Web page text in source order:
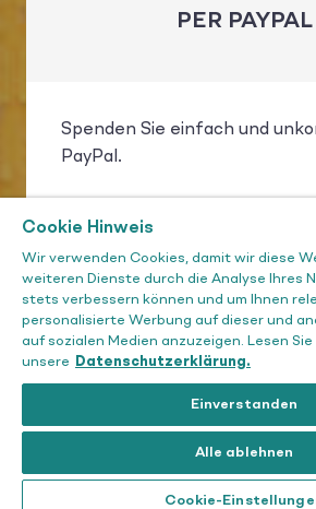
PER PAYPAL
Spenden Sie einfach und
PayPal.
MIT PAYPAL
Cookie Hinweis
Wir verwenden Cookies, damit wir diese
weiteren Dienste durch die Analyse Ihres
stets verbessern können und um Ihnen
personalisierte Werbung auf dieser und
auf sozialen Medien anzuzeigen. Lesen
unsere
Datenschutzerklärung.
Einverstanden
Alle ablehnen
Cookie-